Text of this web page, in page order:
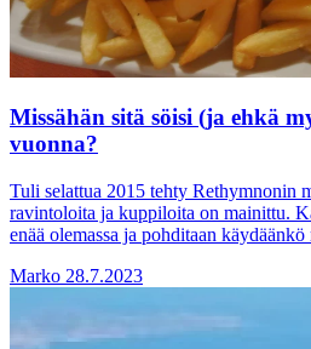
Missähän sitä söisi (ja ehkä
vuonna?
Tuli selattua 2015 tehty Rethymnonin
ravintoloita ja kuppiloita on mainittu.
enää olemassa ja pohditaan käydäänkö
Marko 28.7.2023